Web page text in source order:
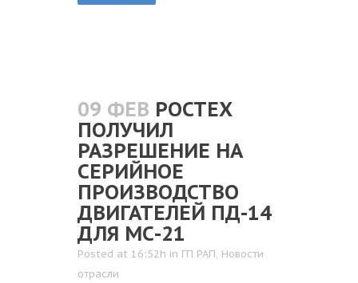
09 ФЕВ РОСТЕХ
ПОЛУЧИЛ
РАЗРЕШЕНИЕ НА
СЕРИЙНОЕ
ПРОИЗВОДСТВО
ДВИГАТЕЛЕЙ ПД-14
ДЛЯ МС-21
Posted at 16:52h in ГП РАП, Новости
отрасли